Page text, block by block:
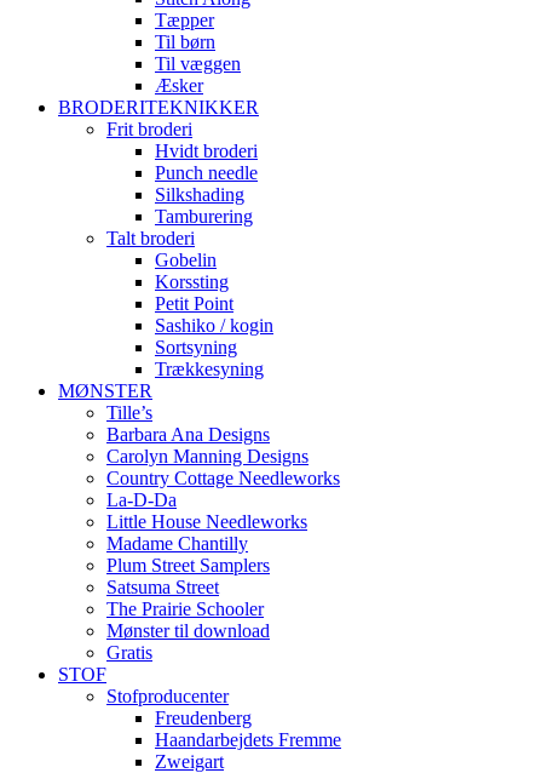
Tæpper
Til børn
Til væggen
Æsker
BRODERITEKNIKKER
Frit broderi
Hvidt broderi
Punch needle
Silkshading
Tamburering
Talt broderi
Gobelin
Korssting
Petit Point
Sashiko / kogin
Sortsyning
Trækkesyning
MØNSTER
Tille’s
Barbara Ana Designs
Carolyn Manning Designs
Country Cottage Needleworks
La-D-Da
Little House Needleworks
Madame Chantilly
Plum Street Samplers
Satsuma Street
The Prairie Schooler
Mønster til download
Gratis
STOF
Stofproducenter
Freudenberg
Haandarbejdets Fremme
Zweigart